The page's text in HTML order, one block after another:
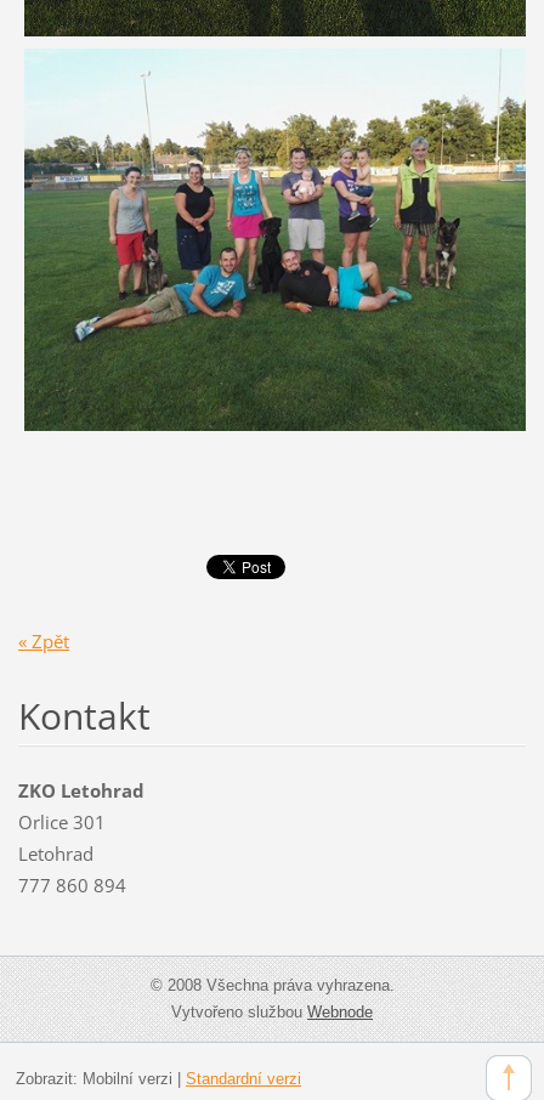
« Zpět
Kontakt
ZKO Letohrad
Orlice 301
Letohrad
777 860 894
© 2008 Všechna práva vyhrazena.
Vytvořeno službouWebnode
Zobrazit: Mobilní verzi Standardní verzi